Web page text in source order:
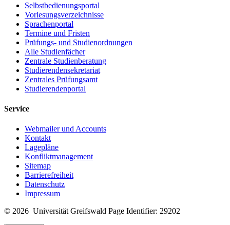
Selbstbedienungsportal
Vorlesungsverzeichnisse
Sprachenportal
Termine und Fristen
Prüfungs- und Studienordnungen
Alle Studienfächer
Zentrale Studienberatung
Studierendensekretariat
Zentrales Prüfungsamt
Studierendenportal
Service
Webmailer und Accounts
Kontakt
Lagepläne
Konfliktmanagement
Sitemap
Barrierefreiheit
Datenschutz
Impressum
© 2026 Universität Greifswald Page Identifier: 29202